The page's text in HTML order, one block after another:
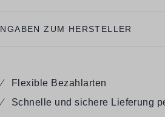
ZUM HERSTELLER
Flexible Bezahlarten
Schnelle und sichere Lieferung